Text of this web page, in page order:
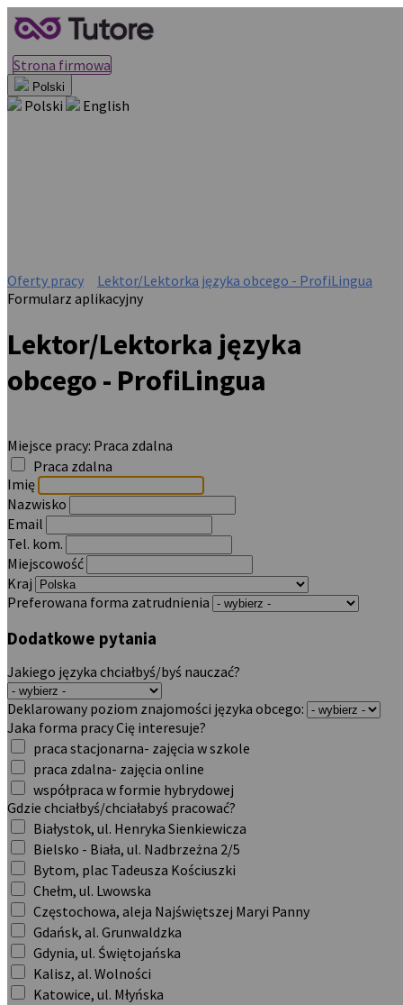
Strona firmowa
Polski
Polski English
Oferty pracy
Lektor/Lektorka języka obcego - ProfiLingua
Formularz aplikacyjny
Lektor/Lektorka języka
obcego - ProfiLingua
Miejsce pracy: Praca zdalna
Praca zdalna
Imię
Nazwisko
Email
Tel. kom.
Miejscowość
Kraj
Preferowana forma zatrudnienia
Dodatkowe pytania
Jakiego języka chciałbyś/byś nauczać?
Deklarowany poziom znajomości języka obcego:
Jaka forma pracy Cię interesuje?
praca stacjonarna- zajęcia w szkole
praca zdalna- zajęcia online
współpraca w formie hybrydowej
Gdzie chciałbyś/chciałabyś pracować?
Białystok, ul. Henryka Sienkiewicza
Bielsko - Biała, ul. Nadbrzeżna 2/5
Bytom, plac Tadeusza Kościuszki
Chełm, ul. Lwowska
Częstochowa, aleja Najświętszej Maryi Panny
Gdańsk, al. Grunwaldzka
Gdynia, ul. Świętojańska
Kalisz, al. Wolności
Katowice, ul. Młyńska